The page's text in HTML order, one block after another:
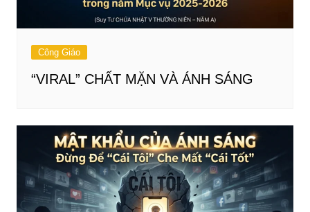
Công Giáo
“VIRAL” CHẤT MẶN VÀ ÁNH SÁNG